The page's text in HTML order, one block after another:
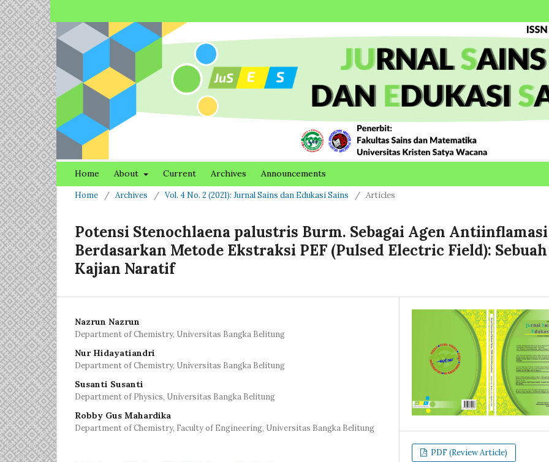
Home About Current Archives Announcements
Home / Archives / Vol. 4 No. 2 (2021): Jurnal Sains dan Edukasi Sains / Articles
Potensi Stenochlaena palustris Burm. Sebagai Agen Antiinflamasi
Berdasarkan Metode Ekstraksi PEF (Pulsed Electric Field): Sebuah
Kajian Naratif
Nazrun Nazrun
Department of Chemistry, Universitas Bangka Belitung
Nur Hidayatiandri
Department of Chemistry, Universitas Bangka Belitung
Susanti Susanti
Department of Physics, Universitas Bangka Belitung
Robby Gus Mahardika
Department of Chemistry, Faculty of Engineering, Universitas Bangka Belitung
PDF (Review Article)